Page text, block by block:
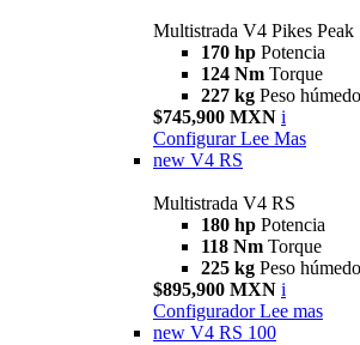
Multistrada V4 Pikes Peak
170 hp Potencia
124 Nm Torque
227 kg Peso
$745,900 MXN i
Configurar Lee Mas
new V4 RS
Multistrada V4 RS
180 hp Potencia
118 Nm Torque
225 kg Peso
$895,900 MXN i
Configurador Lee mas
new V4 RS 100